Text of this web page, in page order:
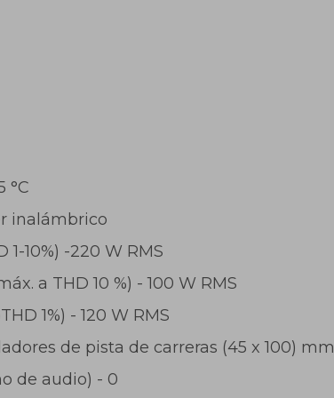
°C
inalámbrico
10%) -220 W RMS
a THD 10 %) - 100 W RMS
1%) - 120 W RMS
de pista de carreras (45 x 100) mm
de audio) - 0